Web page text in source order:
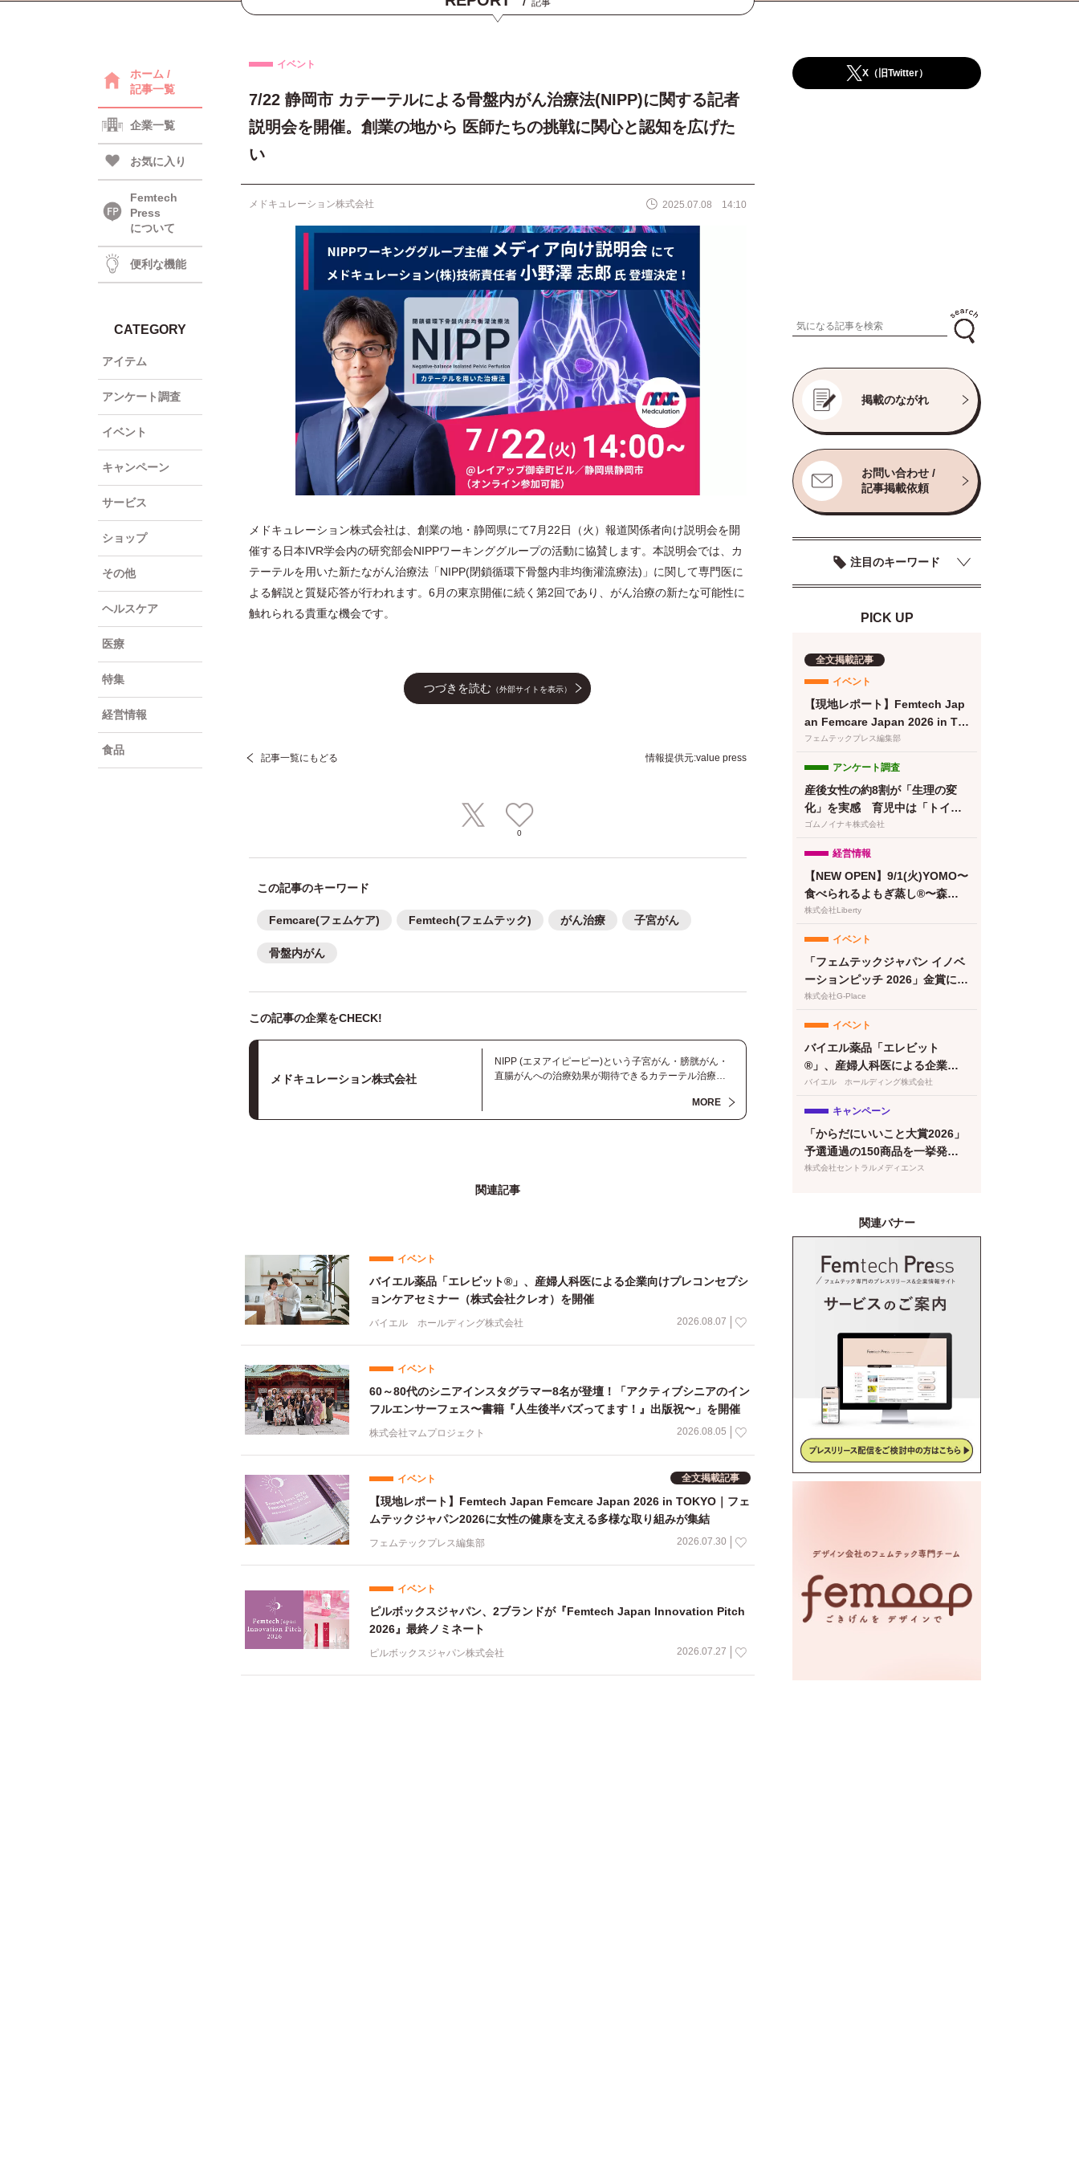
ホーム /
記事一覧
企業一覧
お気に入り
Femtech
Press
について
便利な機能
CATEGORY
アイテム
アンケート調査
イベント
キャンペーン
サービス
ショップ
その他
ヘルスケア
医療
特集
経営情報
食品
イベント
7/22 静岡市 カテーテルによる骨盤内がん治療法(NIPP)に関する記者
説明会を開催。創業の地から 医師たちの挑戦に関心と認知を広げた
い
メドキュレーション株式会社 2025.07.08 14:10
メドキュレーション株式会社は、創業の地・静岡県にて7月22日（火）報道関係者向け説明会を開
催する日本IVR学会内の研究部会NIPPワーキンググループの活動に協賛します。本説明会では、カ
テーテルを用いた新たながん治療法「NIPP(閉鎖循環下骨盤内非均衡灌流療法)」に関して専門医に
よる解説と質疑応答が行われます。6月の東京開催に続く第2回であり、がん治療の新たな可能性に
触れられる貴重な機会です。
つづきを読む（外部サイトを表示）
記事一覧にもどる 情報提供元:value press
0
この記事のキーワード
Femcare(フェムケア) Femtech(フェムテック) がん治療 子宮がん
骨盤内がん
この記事の企業をCHECK!
メドキュレーション株式会社
NIPP (エヌアイピーピー)という子宮がん・膀胱がん・
直腸がんへの治療効果が期待できるカテーテル治療法
で、年間11万人がかかり３万人以上がなくなると言わ
れている患者さんの生きる希望につながります。どう
MORE
関連記事
イベント
バイエル薬品「エレビット®」、産婦人科医による企業向けプレコンセプシ
ョンケアセミナー（株式会社クレオ）を開催
バイエル ホールディング株式会社 2026.08.07
イベント
60～80代のシニアインスタグラマー8名が登壇！「アクティブシニアのイン
フルエンサーフェス〜書籍『人生後半バズってます！』出版祝〜」を開催
株式会社マムプロジェクト 2026.08.05
イベント 全文掲載記事
【現地レポート】Femtech Japan Femcare Japan 2026 in TOKYO｜フェ
ムテックジャパン2026に女性の健康を支える多様な取り組みが集結
フェムテックプレス編集部 2026.07.30
イベント
ピルボックスジャパン、2ブランドが『Femtech Japan Innovation Pitch
2026』最終ノミネート
ピルボックスジャパン株式会社 2026.07.27
X（旧Twitter）
掲載のながれ
お問い合わせ /
記事掲載依頼
注目のキーワード
PICK UP
全文掲載記事
イベント
【現地レポート】Femtech Jap
an Femcare Japan 2026 in TO
KYO｜フェムテックジャパン20
取り組みが集結
フェムテックプレス編集部
アンケート調査
産後女性の約8割が「生理の変
化」を実感 育児中は「トイレ
に行けない」が最大のストレス
ゴムノイナキ株式会社
経営情報
【NEW OPEN】9/1(火)YOMO〜
食べられるよもぎ蒸し®〜森下
清澄白河店グランドオープン！
株式会社Liberty
イベント
「フェムテックジャパン イノベ
ーションピッチ 2026」金賞に竹
繊維＆でんぷん由来吸収体の生
株式会社G-Place
イベント
バイエル薬品「エレビット
®」、産婦人科医による企業向
けプレコンセプションケアセミ
バイエル ホールディング株式会社
キャンペーン
「からだにいいこと大賞2026」
予選通過の150商品を一挙発
表！本日より特設サイトもオー
株式会社セントラルメディエンス
関連バナー